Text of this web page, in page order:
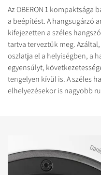
Az OBERON 1
a beépítést. A hangsugárzó
kifejezetten a széles
tartva terveztük meg.
oszlatja el a helyiségben, a
egyensúlyt,
tengelyen kívül is. A széles
elhelyezésekor is nagyobb